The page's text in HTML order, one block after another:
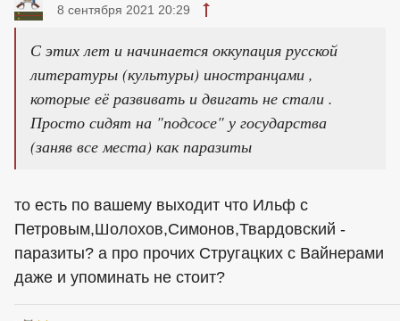
8 сентября 2021 20:29
С этих лет и начинается оккупация русской
литературы (культуры) иностранцами ,
которые её развивать и двигать не стали .
Просто сидят на "подсосе" у государства
(заняв все места) как паразиты
то есть по вашему выходит что Ильф с
Петровым,Шолохов,Симонов,Твардовский -
паразиты? а про прочих Стругацких с Вайнерами
даже и упоминать не стоит?